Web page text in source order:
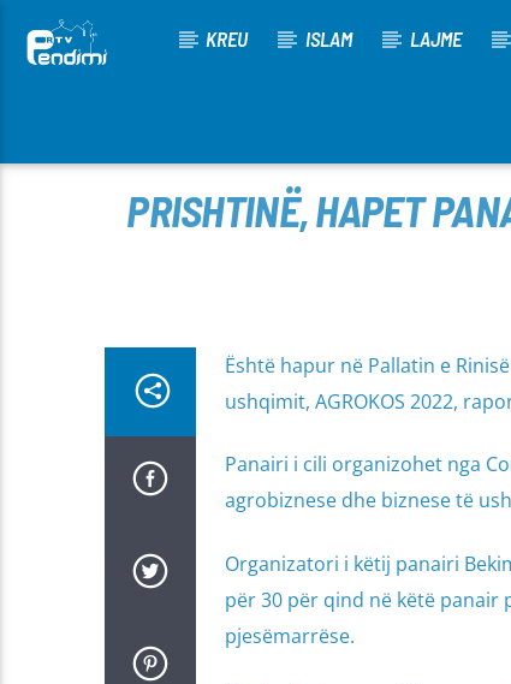
KREU ISLAM LAJME
PRISHTINË, HAPET
Është hapur në Pallatin e
ushqimit, AGROKOS 2022,
Panairi i cili organizohet nga
agrobiznese dhe biznese të
Organizatori i këtij panairi
për 30 për qind në këtë panair
pjesëmarrëse.